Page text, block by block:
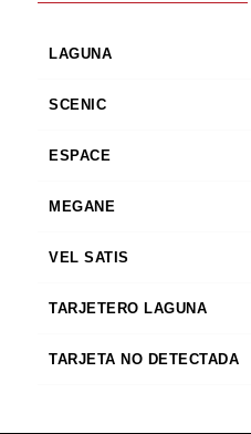
LAGUNA
SCENIC
ESPACE
MEGANE
VEL SATIS
TARJETERO LAGUNA
TARJETA NO DETECTADA